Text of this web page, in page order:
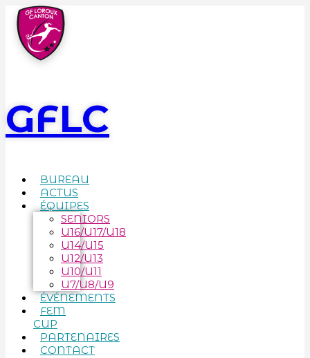
GFLC
BUREAU
ACTUS
ÉQUIPES
SENIORS
U16/U17/U18
U14/U15
U12/U13
U10/U11
U7/U8/U9
ÉVÉNEMENTS
FEM
CUP
PARTENAIRES
CONTACT